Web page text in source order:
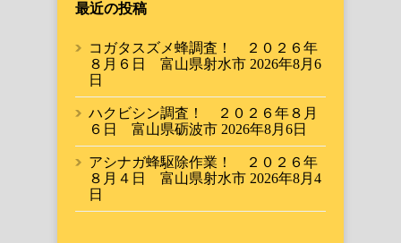
最近の投稿
コガタスズメ蜂調査！ ２０２６年
８月６日 富山県射水市 2026年8月6
日
ハクビシン調査！ ２０２６年８月
６日 富山県砺波市 2026年8月6日
アシナガ蜂駆除作業！ ２０２６年
８月４日 富山県射水市 2026年8月4
日